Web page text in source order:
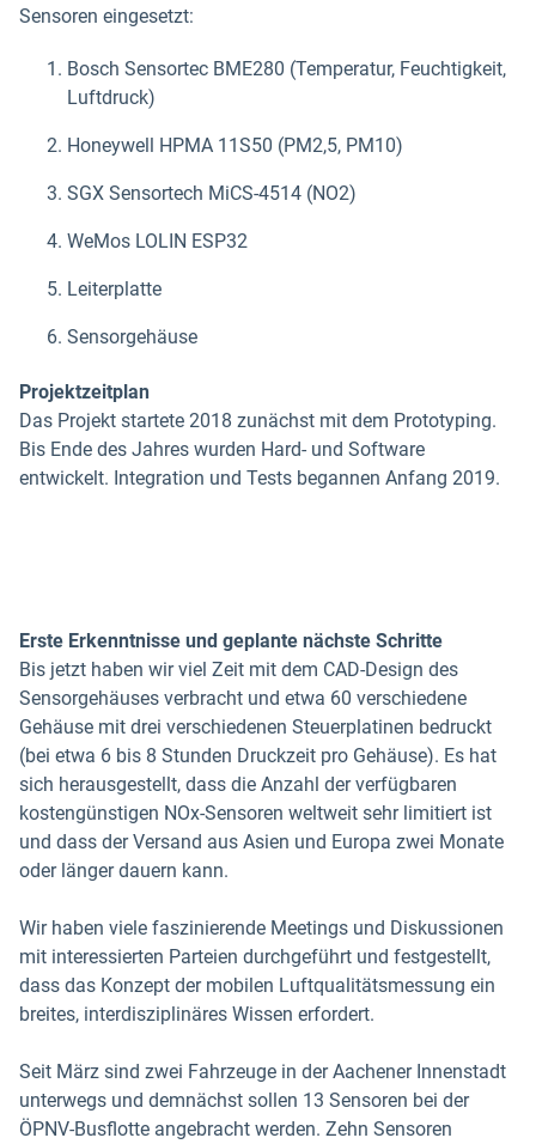
Sensoren eingesetzt:
Bosch Sensortec BME280 (Temperatur, Feuchtigkeit,
Luftdruck)
Honeywell HPMA 11S50 (PM2,5, PM10)
SGX Sensortech MiCS-4514 (NO2)
WeMos LOLIN ESP32
Leiterplatte
Sensorgehäuse
Projektzeitplan
Das Projekt startete 2018 zunächst mit dem Prototyping.
Bis Ende des Jahres wurden Hard- und Software
entwickelt. Integration und Tests begannen Anfang 2019.
Erste Erkenntnisse und geplante nächste Schritte
Bis jetzt haben wir viel Zeit mit dem CAD-Design des
Sensorgehäuses verbracht und etwa 60 verschiedene
Gehäuse mit drei verschiedenen Steuerplatinen bedruckt
(bei etwa 6 bis 8 Stunden Druckzeit pro Gehäuse). Es hat
sich herausgestellt, dass die Anzahl der verfügbaren
kostengünstigen NOx-Sensoren weltweit sehr limitiert ist
und dass der Versand aus Asien und Europa zwei Monate
oder länger dauern kann.
Wir haben viele faszinierende Meetings und Diskussionen
mit interessierten Parteien durchgeführt und festgestellt,
dass das Konzept der mobilen Luftqualitätsmessung ein
breites, interdisziplinäres Wissen erfordert.
Seit März sind zwei Fahrzeuge in der Aachener Innenstadt
unterwegs und demnächst sollen 13 Sensoren bei der
ÖPNV-Busflotte angebracht werden. Zehn Sensoren